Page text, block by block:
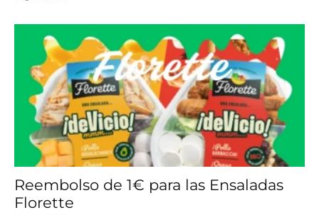
Reembolso de 1€ para las Ensaladas
Florette